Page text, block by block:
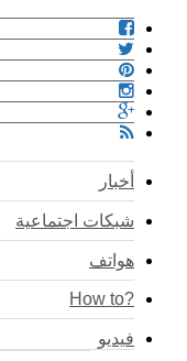
أخبار
شبكات اجتماعية
هواتف
?How to
فيديو